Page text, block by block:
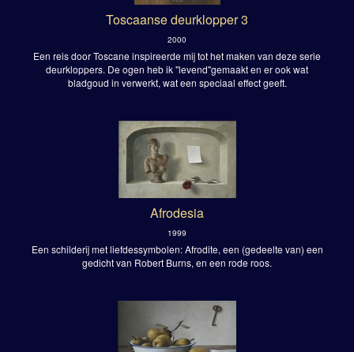
Toscaanse deurklopper 3
2000
Een reis door Toscane inspireerde mij tot het maken van deze serie
deurkloppers. De ogen heb ik "levend"gemaakt en er ook wat
bladgoud in verwerkt, wat een speciaal effect geeft.
Afrodesia
1999
Een schilderij met liefdessymbolen: Afrodite, een (gedeelte van) een
gedicht van Robert Burns, en een rode roos.